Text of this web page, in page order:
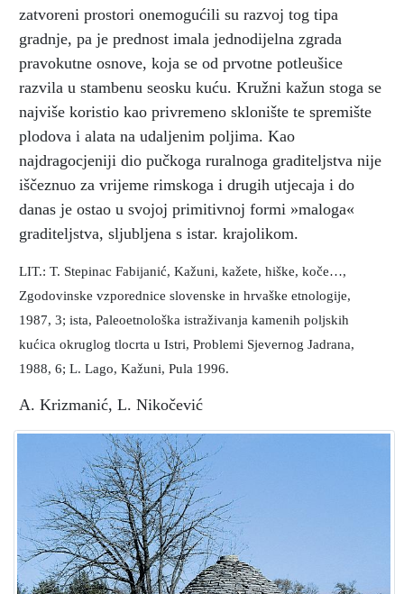
zatvoreni prostori onemogućili su razvoj tog tipa
gradnje, pa je prednost imala jednodijelna zgrada
pravokutne osnove, koja se od prvotne potleušice
razvila u stambenu seosku kuću. Kružni kažun stoga se
najviše koristio kao privremeno sklonište te spremište
plodova i alata na udaljenim poljima. Kao
najdragocjeniji dio pučkoga ruralnoga graditeljstva nije
iščeznuo za vrijeme rimskoga i drugih utjecaja i do
danas je ostao u svojoj primitivnoj formi »maloga«
graditeljstva, sljubljena s istar. krajolikom.
LIT.: T. Stepinac Fabijanić, Kažuni, kažete, hiške, koče…,
Zgodovinske vzporednice slovenske in hrvaške etnologije,
1987, 3; ista, Paleoetnološka istraživanja kamenih poljskih
kućica okruglog tlocrta u Istri, Problemi Sjevernog Jadrana,
1988, 6; L. Lago, Kažuni, Pula 1996.
A. Krizmanić, L. Nikočević